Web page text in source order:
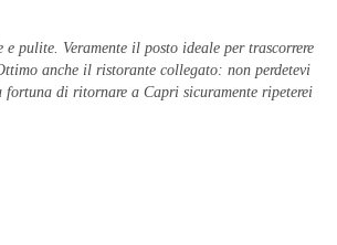
e pulite. Veramente il posto ideale per trascorrere
anche il ristorante collegato: non perdetevi
fortuna di ritornare a Capri sicuramente ripeterei